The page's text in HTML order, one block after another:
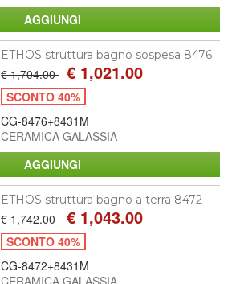
ETHOS struttura bagno sospesa 8476
€ 1,704.00 € 1,021.00
SCONTO 40%
CG-8476+8431M
CERAMICA GALASSIA
ETHOS struttura bagno a terra 8472
€ 1,742.00 € 1,043.00
SCONTO 40%
CG-8472+8431M
CERAMICA GALASSIA